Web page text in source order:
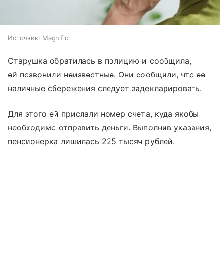
Источник: Magnific
Старушка обратилась в полицию и сообщила,
ей позвонили неизвестные. Они сообщили, что ее
наличные сбережения следует задекларировать.
Для этого ей прислали номер счета, куда якобы
необходимо отправить деньги. Выполнив указания,
пенсионерка лишилась 225 тысяч рублей.